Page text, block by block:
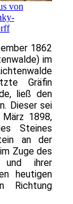
von
1862
im
Gräfin
ließ den
Dieser sei
1898,
Steines
an der
Zuge des
und ihrer
heutigen
Richtung